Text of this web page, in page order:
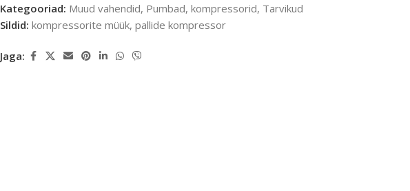
Kategooriad: Muud vahendid, Pumbad, kompressorid, Tarvikud
Sildid: kompressorite müük, pallide kompressor
Jaga: